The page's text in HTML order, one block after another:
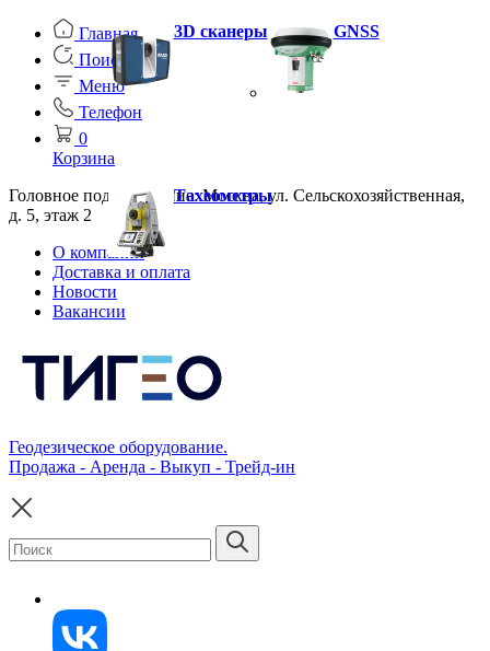
Главная
Поиск
Меню
Телефон
0
Корзина
Головное подразделение: Москва, ул. Сельскохозяйственная,
д. 5, этаж 2
О компании
Доставка и оплата
Новости
Вакансии
Геодезическое оборудование.
Продажа - Аренда - Выкуп - Трейд-ин
3D сканеры GNSS
Тахеометры